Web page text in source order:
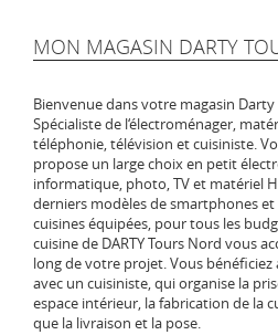
MON MAGASIN DARTY
Bienvenue dans votre magasin Darty
Spécialiste de l‘électroménager,
téléphonie, télévision et cuisiniste.
propose un large choix en petit
informatique, photo, TV et matériel
derniers modèles de smartphones
cuisines équipées, pour tous les
cuisine de DARTY Tours Nord vous
long de votre projet. Vous
avec un cuisiniste, qui organise la
espace intérieur, la fabrication de la
que la livraison et la pose.